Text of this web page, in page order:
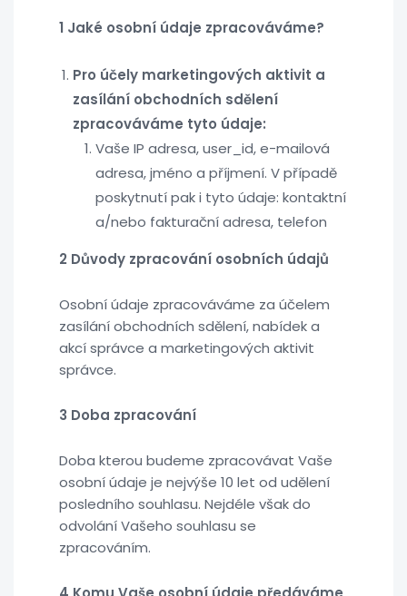
1 Jaké osobní údaje zpracováváme?
Pro účely marketingových aktivit a
zasílání obchodních sdělení
zpracováváme tyto údaje:
Vaše IP adresa, user_id, e-mailová
adresa, jméno a příjmení. V případě
poskytnutí pak i tyto údaje: kontaktní
a/nebo fakturační adresa, telefon
2 Důvody zpracování osobních údajů
Osobní údaje zpracováváme za účelem
zasílání obchodních sdělení, nabídek a
akcí správce a marketingových aktivit
správce.
3 Doba zpracování
Doba kterou budeme zpracovávat Vaše
osobní údaje je nejvýše 10 let od udělení
posledního souhlasu. Nejdéle však do
odvolání Vašeho souhlasu se
zpracováním.